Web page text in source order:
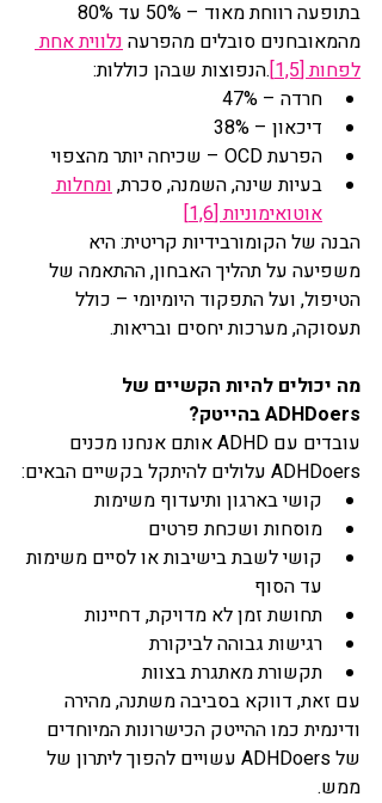
מהמאובחנים סובלים מהפרעה נלווית אחת
לפחות [1,5]
.הנפוצות שבהן כוללות:
חרדה – 47%
דיכאון – 38%
הפרעת OCD – שכיחה יותר מהצפוי
בעיות שינה, השמנה, סכרת, ומחלות
אוטואימוניות [1,6]
הבנה של הקומורבידיות קריטית: היא
משפיעה על תהליך האבחון, ההתאמה של
הטיפול, ועל התפקוד היומיומי – כולל
תעסוקה, מערכות יחסים ובריאות.
מה יכולים להיות הקשיים של
ADHDoers בהייטק?
עובדים עם ADHD אותם אנחנו מכנים
ADHDoers עלולים להיתקל בקשיים הבאים:
קושי בארגון ותיעדוף משימות
מוסחות ושכחת פרטים
קושי לשבת בישיבות או לסיים משימות
עד הסוף
תחושת זמן לא מדויקת, דחיינות
רגישות גבוהה לביקורת
תקשורת מאתגרת בצוות
עם זאת, דווקא בסביבה משתנה, מהירה
ודינמית כמו ההייטק הכישרונות המיוחדים
של ADHDoers עשויים להפוך ליתרון של
ממש.